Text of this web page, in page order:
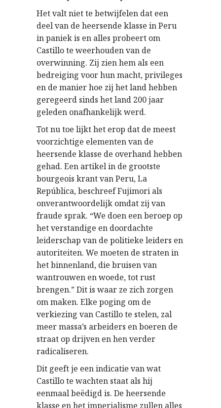
Het valt niet te betwijfelen dat een
deel van de heersende klasse in Peru
in paniek is en alles probeert om
Castillo te weerhouden van de
overwinning. Zij zien hem als een
bedreiging voor hun macht, privileges
en de manier hoe zij het land hebben
geregeerd sinds het land 200 jaar
geleden onafhankelijk werd.
Tot nu toe lijkt het erop dat de meest
voorzichtige elementen van de
heersende klasse de overhand hebben
gehad. Een artikel in de grootste
bourgeois krant van Peru, La
República, beschreef Fujimori als
onverantwoordelijk omdat zij van
fraude sprak. “We doen een beroep op
het verstandige en doordachte
leiderschap van de politieke leiders en
autoriteiten. We moeten de straten in
het binnenland, die bruisen van
wantrouwen en woede, tot rust
brengen.” Dit is waar ze zich zorgen
om maken. Elke poging om de
verkiezing van Castillo te stelen, zal
meer massa’s arbeiders en boeren de
straat op drijven en hen verder
radicaliseren.
Dit geeft je een indicatie van wat
Castillo te wachten staat als hij
eenmaal beëdigd is. De heersende
klasse en het imperialisme zullen alles